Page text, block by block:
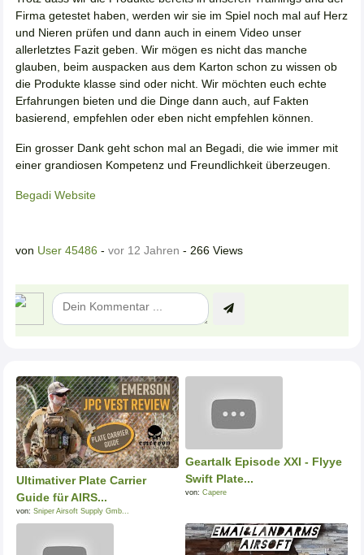
Firma getestet haben, werden wir sie im Spiel noch mal auf Herz
und Nieren prüfen und dann auch in einem Video unser
allerletztes Fazit geben. Wir mögen es nicht das manche
glauben, beim auspacken aus dem Karton schon zu wissen ob
die Produkte klasse sind oder nicht. Wir möchten euch echte
Erfahrungen bieten und die Dinge dann auch, auf Fakten
basierend, empfehlen oder eben nicht empfehlen können.
Ein grosser Dank geht schon mal an Begadi, die wie immer mit
einer grandiosen Kompetenz und Freundlichkeit überzeugen.
Begadi Website
von User 45486 - vor 12 Jahren - 266 Views
Ultimativer Plate Carrier
Guide für AIRS...
von: Sniper Airsoft Supply Gmb...
Geartalk Episode XXI - Flyye
Swift Plate...
von: Capere